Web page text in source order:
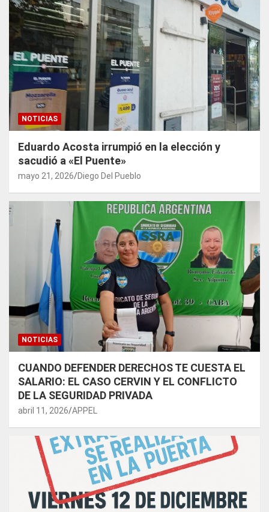
NOTICIAS
Eduardo Acosta irrumpió en la elección y
sacudió a «El Puente»
mayo 21, 2026 Diego Del Pueblo
NOTICIAS
CUANDO DEFENDER DERECHOS TE CUESTA EL
SALARIO: EL CASO CERVIN Y EL CONFLICTO
DE LA SEGURIDAD PRIVADA
abril 11, 2026 APPEL